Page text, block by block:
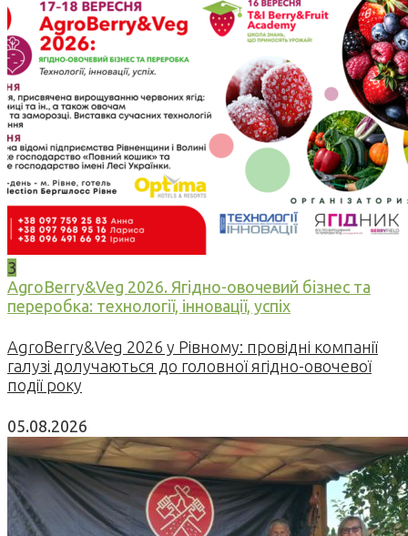
3
AgroBerry&Veg 2026. Ягідно-овочевий бізнес та
переробка: технології, інновації, успіх
AgroBerry&Veg 2026 у Рівному: провідні компанії
галузі долучаються до головної ягідно-овочевої
події року
05.08.2026